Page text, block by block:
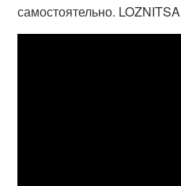
самостоятельно. LOZNITSA